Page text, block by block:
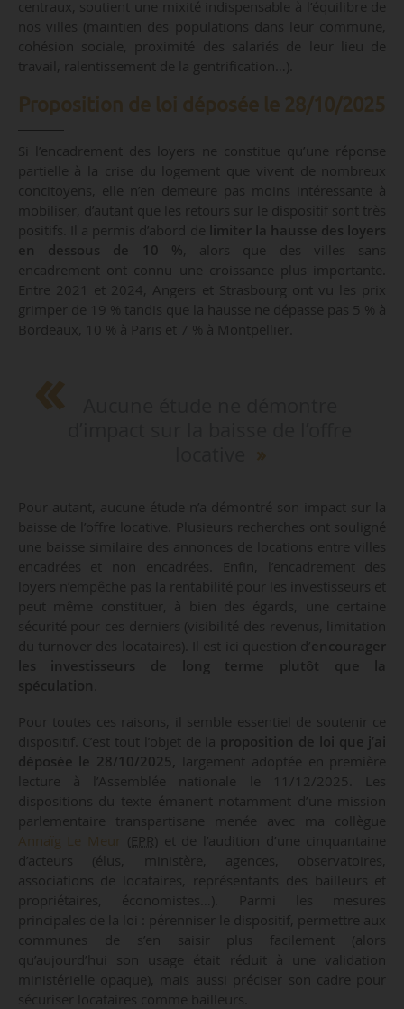
centraux, soutient une mixité indispensable à l’équilibre de
nos villes (maintien des populations dans leur commune,
cohésion sociale, proximité des salariés de leur lieu de
travail, ralentissement de la gentrification…).
Si l’encadrement des loyers ne constitue qu’une réponse
partielle à la crise du logement que vivent de nombreux
concitoyens, elle n’en demeure pas moins intéressante à
mobiliser, d’autant que les retours sur le dispositif sont très
positifs. Il a permis d’abord de
limiter la hausse des loyers
en dessous de 10 % , alors que des villes sans
encadrement ont connu une croissance plus importante.
Entre 2021 et 2024, Angers et Strasbourg ont vu les prix
grimper de 19 % tandis que la hausse ne dépasse pas 5 % à
Bordeaux, 10 % à Paris et 7 % à Montpellier.
Pour autant, aucune étude n’a démontré son impact sur la
baisse de l’offre locative. Plusieurs recherches ont souligné
une baisse similaire des annonces de locations entre villes
encadrées et non encadrées. Enfin, l’encadrement des
loyers n’empêche pas la rentabilité pour les investisseurs et
peut même constituer, à bien des égards, une certaine
sécurité pour ces derniers (visibilité des revenus, limitation
du turnover des locataires). Il est ici question d’encourager
les investisseurs de long terme plutôt que la
spéculation
Pour toutes ces raisons, il semble essentiel de soutenir ce
dispositif. C’est tout l’objet de la proposition de loi que j’ai
déposée le 28/10/2025,
largement adoptée en première
lecture à l’Assemblée nationale le 11/12/2025. Les
dispositions du texte émanent notamment d’une mission
parlementaire transpartisane menée avec ma collègue
( EPR ) et de l’audition d’une cinquantaine
d’acteurs (élus, ministère, agences, observatoires,
associations de locataires, représentants des bailleurs et
propriétaires, économistes…). Parmi les mesures
principales de la loi : pérenniser le dispositif, permettre aux
communes de s’en saisir plus facilement (alors
qu’aujourd’hui son usage était réduit à une validation
ministérielle opaque), mais aussi préciser son cadre pour
sécuriser locataires comme bailleurs.